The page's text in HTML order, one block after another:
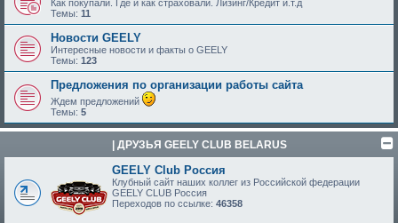
Как покупали. Где и как страховали. Лизинг/Кредит и.т.д
Темы: 11
Новости GEELY
Интересные новости и факты о GEELY
Темы: 123
Предложения по организации работы сайта
Ждем предложений
Темы: 5
| ДРУЗЬЯ GEELY CLUB BELARUS
GEELY Club Россия
Клубный сайт наших коллег из Российской федерации
GEELY CLUB Россия
Переходов по ссылке: 46358